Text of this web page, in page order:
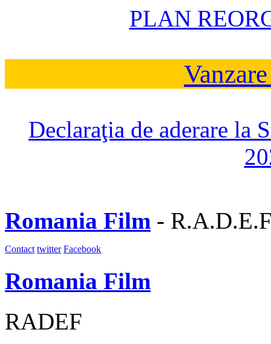
PLAN
Declaraţia de aderare la
Romania Film -
Contact twitter Facebook
Romania Film
RADEF